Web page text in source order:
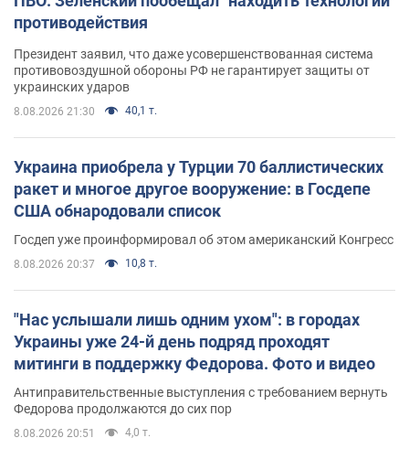
противодействия
Президент заявил, что даже усовершенствованная система
противовоздушной обороны РФ не гарантирует защиты от
украинских ударов
8.08.2026 21:30 40,1 т.
Украина приобрела у Турции 70 баллистических
ракет и многое другое вооружение: в Госдепе
США обнародовали список
Госдеп уже проинформировал об этом американский Конгресс
8.08.2026 20:37 10,8 т.
"Нас услышали лишь одним ухом": в городах
Украины уже 24-й день подряд проходят
митинги в поддержку Федорова. Фото и видео
Антиправительственные выступления с требованием вернуть
Федорова продолжаются до сих пор
8.08.2026 20:51 4,0 т.